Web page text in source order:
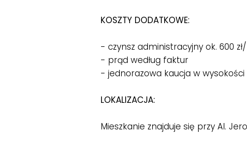
KOSZTY DODATKOWE:
- czynsz administracyjny ok. 600
- prąd według faktur
- jednorazowa kaucja w wysokości
LOKALIZACJA:
Mieszkanie znajduje się przy Al.